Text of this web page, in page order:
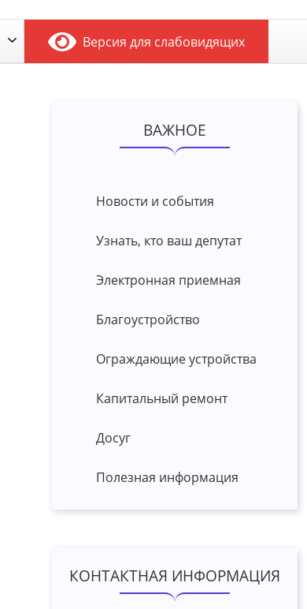
Версия для слабовидящих
ВАЖНОЕ
Новости и события
Узнать, кто ваш депутат
Электронная приемная
Благоустройство
Ограждающие устройства
Капитальный ремонт
Досуг
Полезная информация
КОНТАКТНАЯ ИНФОРМАЦИЯ